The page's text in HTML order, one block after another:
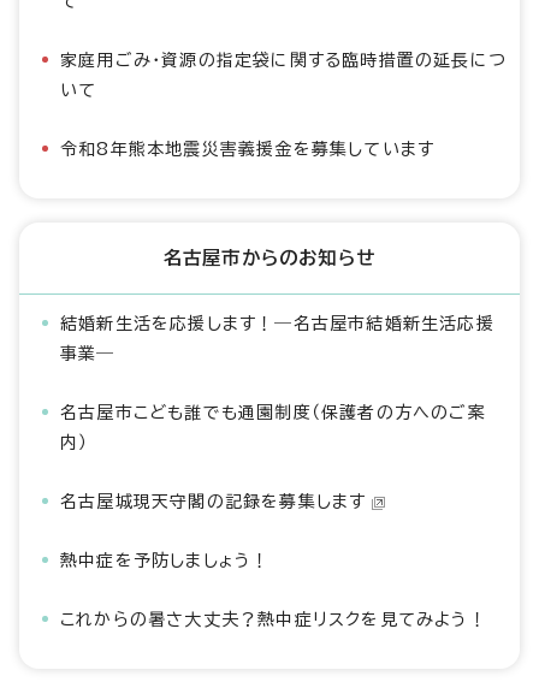
家庭用ごみ・資源の指定袋に関する臨時措置の延長につ
いて
令和8年熊本地震災害義援金を募集しています
名古屋市からのお知らせ
結婚新生活を応援します！―名古屋市結婚新生活応援
事業―
名古屋市こども誰でも通園制度（保護者の方へのご案
内）
名古屋城現天守閣の記録を募集します
熱中症を予防しましょう！
これからの暑さ大丈夫？熱中症リスクを見てみよう！